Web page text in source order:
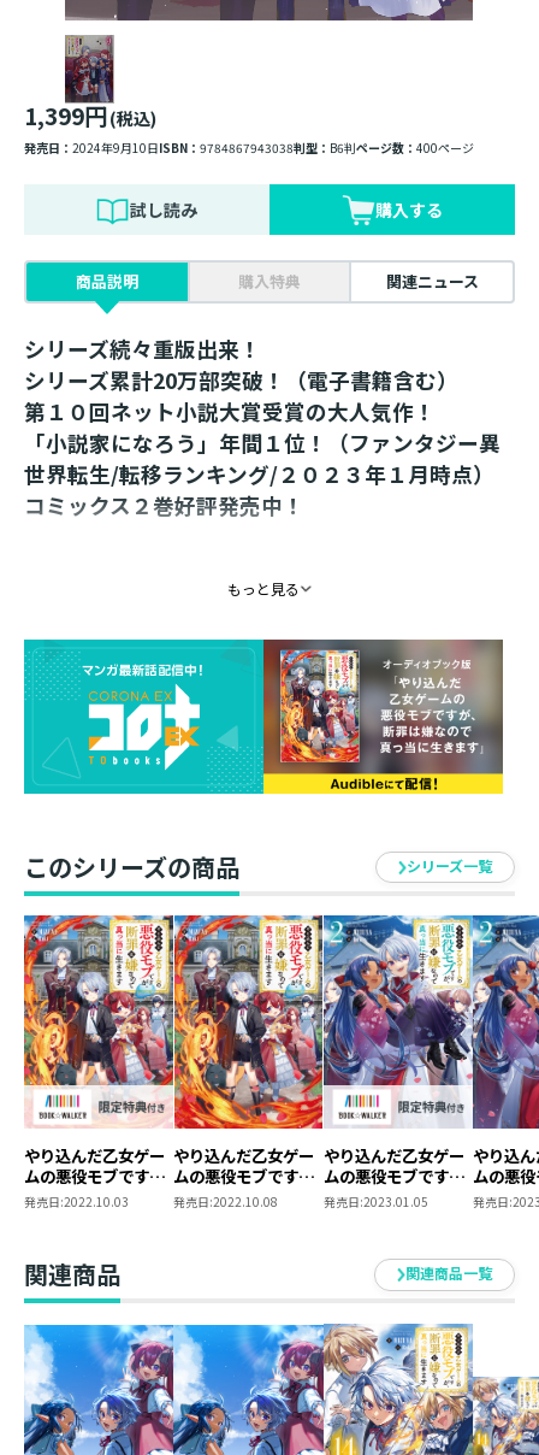
1,399円(税込)
発売日： 2024年9月10日ISBN： 9784867943038判型： B6判ページ数： 400ページ
試し読み 購入する
商品説明 購入特典 関連ニュース
シリーズ続々重版出来！
シリーズ累計20万部突破！（電子書籍含む）
第１０回ネット小説大賞受賞の大人気作！
「小説家になろう」年間１位！（ファンタジー異
世界転生/転移ランキング/２０２３年１月時点）
コミックス２巻好評発売中！
“型破りな腹黒神童”が家族のため怒りの刀を抜
書き下ろし番外編収録！
「約束するよ。今度こそ皆で行こう」
リッドは、襲撃事件で家族旅行が延期になり泣きじゃく
る妹を慰めていた。母のリハビリも順調で念願の日も近
い。
指揮官を口説き、第二騎士団強化を急ぐ。
そんななか、襲撃事件の処理をどうするか話し合うべく
狐人族部族長嫡男と会談することに。だが──相手はバ
ルディアを乗っ取るつもりで？
犯行について白を切るだけでなく、バルディアが獣人族
を奴隷として搾取していると挑発してきたのだ。圧倒的
な力で第二騎士団員が瞬殺されるばかりか、メルが誘拐
されてしまって……？
「調子に乗るな、僕が相手してやるよ」
“型破りな腹黒神童”が怒りの刀を抜く、ハートフル家族
再創造計画第９弾！
私はロボットになりたい、と執筆作業をしている時によ
く思うことがあります。だって、ロボットなら集中力が
切れることに悩むことはありません。腰痛、肩こり、眼
精疲労、腱鞘炎、むくみ、その他諸々からも解放されま
す。何はともあれ、健康第一で今後も執筆頑張ります。
どうか、皆様もお体を壊さぬようご自愛くださいませ。
もっと見る
このシリーズの商品 シリーズ一覧
やり込んだ乙女ゲー
ムの悪役モブです
が、断罪は嫌なので
真っ当に生きます
電子書籍限定SS付
き】
発売日:2022.10.03
やり込んだ乙女ゲー
ムの悪役モブです
が、断罪は嫌なので
真っ当に生きます
発売日:2022.10.08
やり込んだ乙女ゲー
ムの悪役モブです
が、断罪は嫌なので
真っ当に生きます
限定書き下ろしSS＆
電子書籍限定SS付
発売日:2023.01.05
やり込
ムの悪
が、断
真っ当
発売日:
関連商品 関連商品一覧